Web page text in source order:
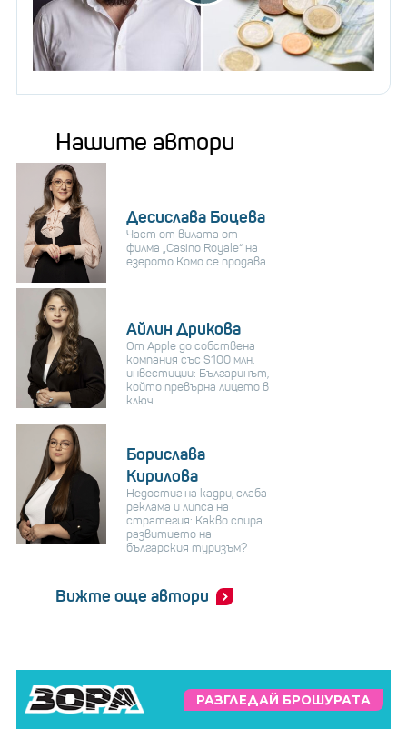
Нашите автори
Десислава Боцева
Част от вилата от
филма „Casino Royale“ на
езерото Комо се продава
Айлин Дрикова
От Apple до собствена
компания със $100 млн.
инвестиции: Българинът,
който превърна лицето в
ключ
Борислава
Кирилова
Недостиг на кадри, слаба
реклама и липса на
стратегия: Какво спира
развитието на
българския туризъм?
Вижте още автори
РАЗГЛЕДАЙ БРОШУРАТА